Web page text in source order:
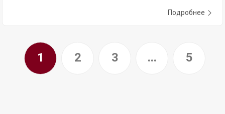
Подробнее
1 2 3 ... 5